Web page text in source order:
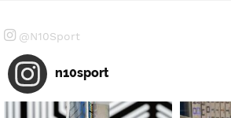
@N10Sport
n10sport